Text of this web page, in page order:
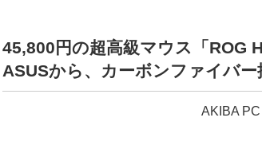
45,800円の超高級マウス「ROG
ASUSから、カーボンファイバー
AKIBA